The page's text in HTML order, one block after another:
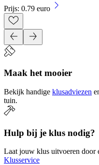
Prijs: 0.79 euro
Maak het mooier
Bekijk handige klusadviezen
tuin.
Hulp bij je klus nodig?
Laat jouw klus uitvoeren door
Klusservice